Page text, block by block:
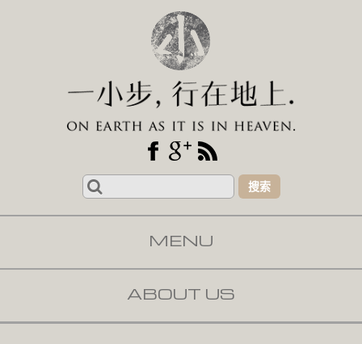
Search
for:
MENU
SKIP TO CONTENT
ABOUT US